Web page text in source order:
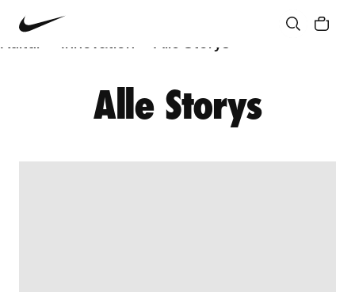
Athletinnen* und Athleten*
Gemeinschaft
Kultur
Innovation Alle Storys
Alle Storys